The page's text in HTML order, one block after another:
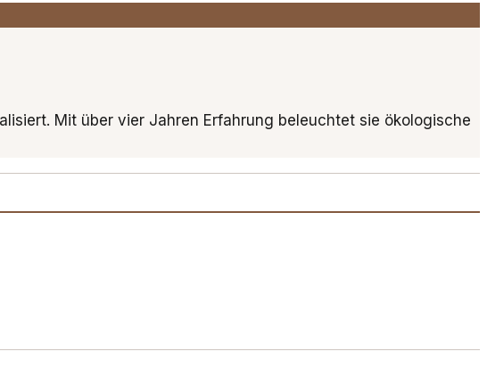
Mit über vier Jahren Erfahrung beleuchtet sie ökologische